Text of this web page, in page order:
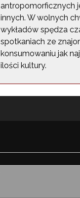
antropomorficznych
innych. W wolnych
wykładów spędza
spotkaniach ze
konsumowaniu jak
ilości kultury.